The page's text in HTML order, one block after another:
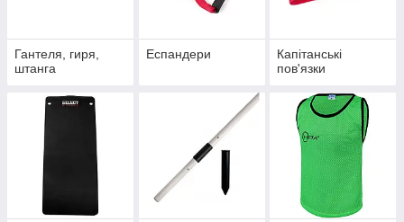
Гантеля, гиря,
штанга
Еспандери
Капітанські
пов'язки